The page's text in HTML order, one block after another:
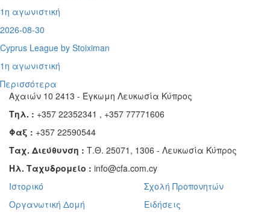
1η αγωνιστική
2026-08-30
Cyprus League by Stoiximan
1η αγωνιστική
Περισσότερα
Αχαιών 10 2413 - Έγκωμη Λευκωσία Κύπρος
Τηλ. : +357 22352341 , +357 77771606
Φαξ : +357 22590544
Ταχ. Διεύθυνση : Τ.Θ. 25071, 1306 - Λευκωσία Κύπρος
Ηλ. Ταχυδρομείο : info@cfa.com.cy
Ιστορικό
Οργανωτική Δομή
Σχολή Προπονητών
Ειδήσεις